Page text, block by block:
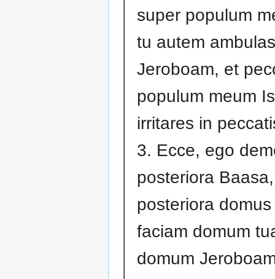
super populum
tu autem
Jeroboam, et
populum meum
irritares in
3. Ecce, ego
posteriora
posteriora
faciam domum
domum